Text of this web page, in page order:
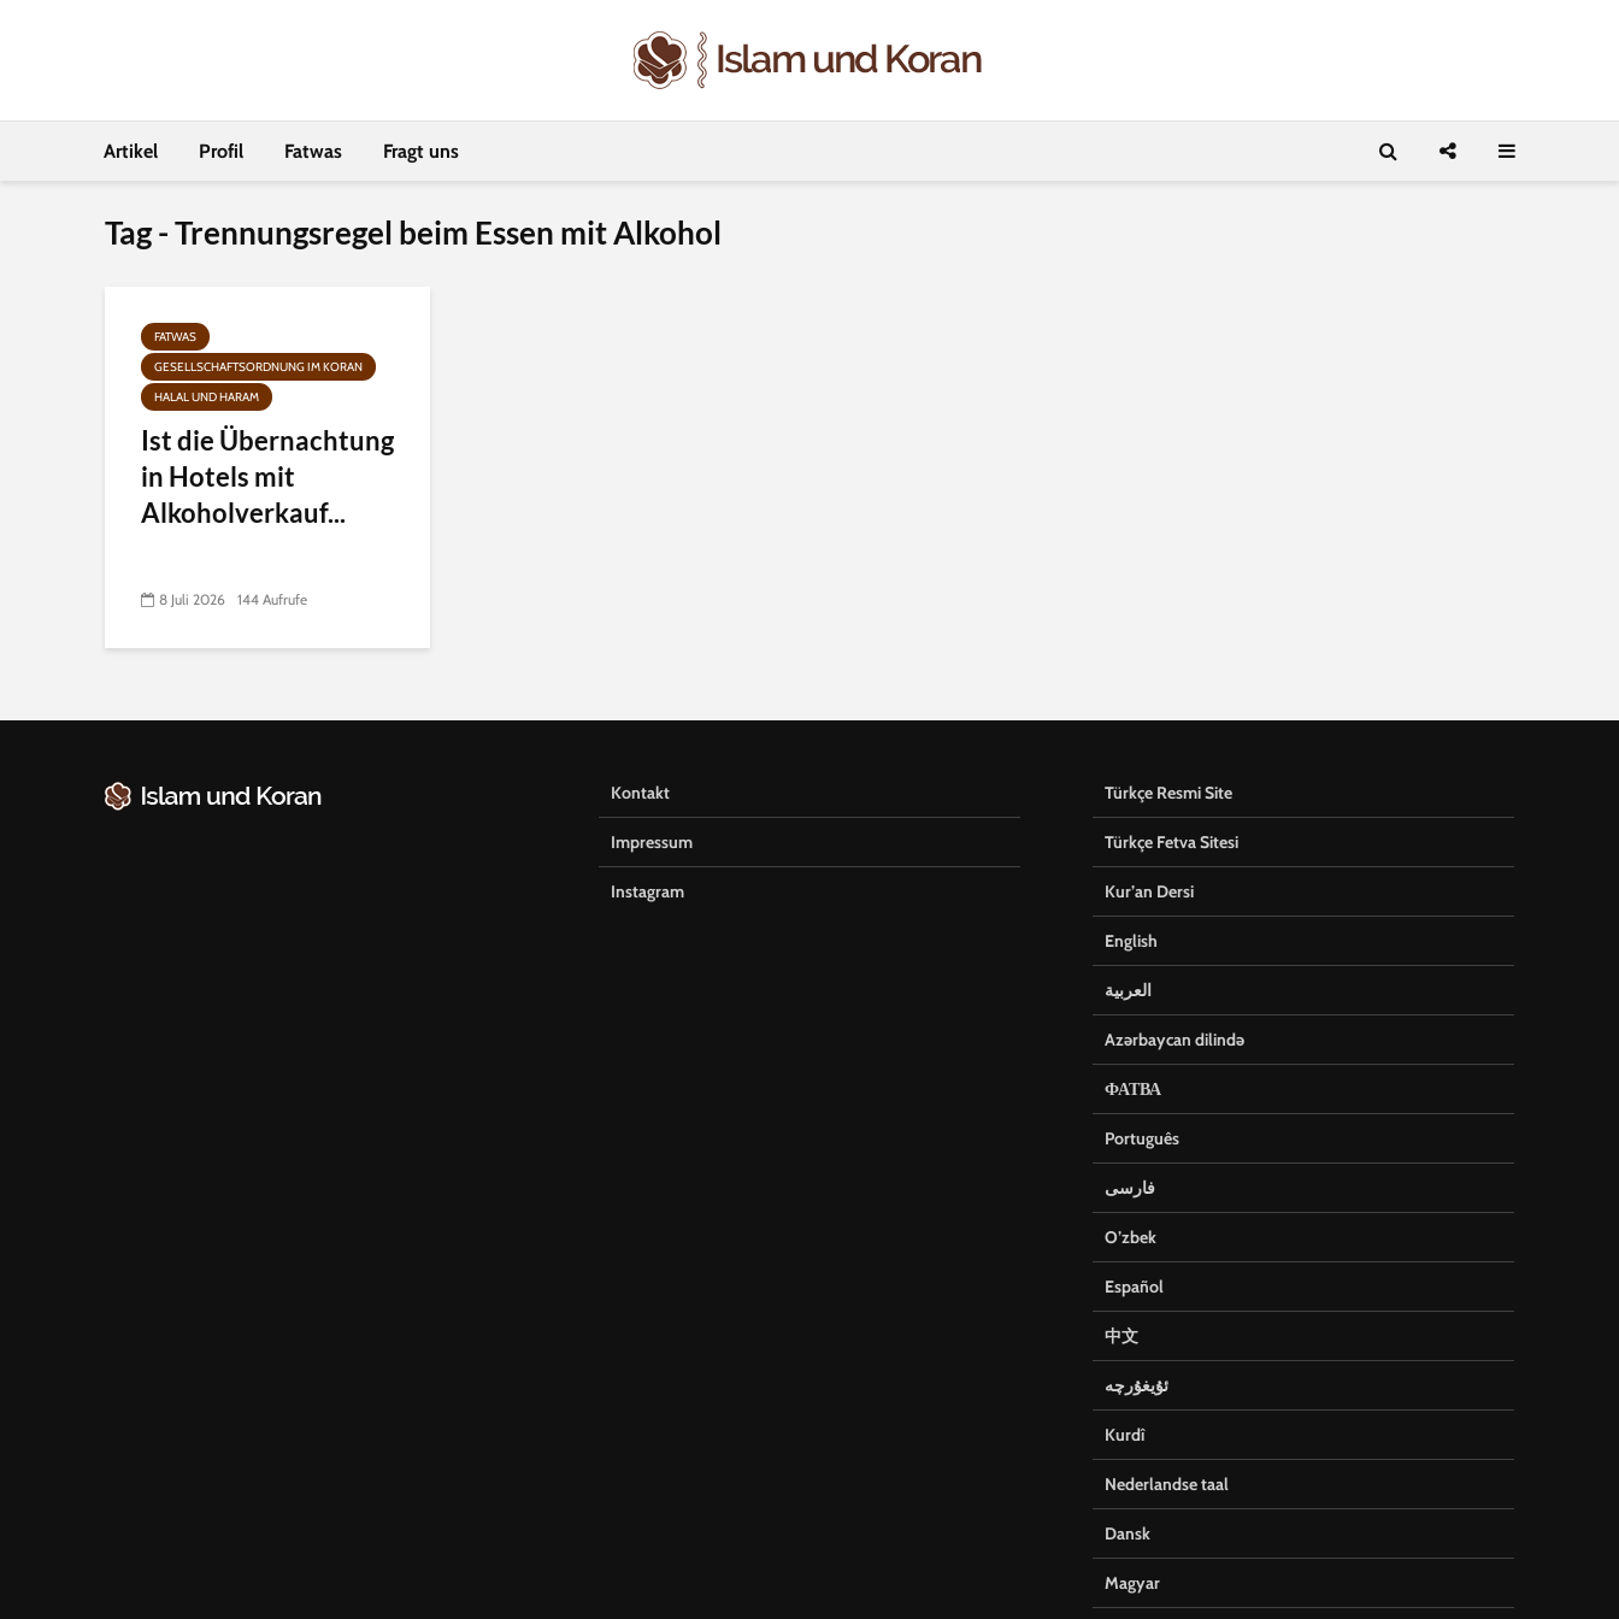
Artikel Profil Fatwas Fragt uns
Tag - Trennungsregel beim Essen mit Alkohol
FATWAS
GESELLSCHAFTSORDNUNG IM KORAN
HALAL UND HARAM
Ist die Übernachtung
in Hotels mit
Alkoholverkauf...
8 Juli 2026 144 Aufrufe
Kontakt
Impressum
Instagram
Türkçe Resmi Site
Türkçe Fetva Sitesi
Kur’an Dersi
English
العربية
Azərbaycan dilində
ФАТВА
Português
فارسی
O’zbek
Español
中文
ئۇيغۇرچە
Kurdî
Nederlandse taal
Dansk
Magyar